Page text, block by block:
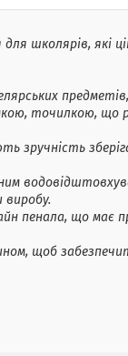
школярів, які
точилкою, що
зручність
пенала, що має
щоб